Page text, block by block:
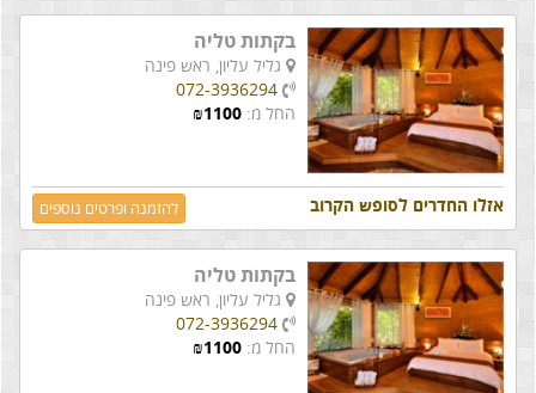
בקתות טליה
גליל עליון, ראש פינה
072-3936294
החל מ:
₪1100
אזלו החדרים לסופש הקרוב להזמנה ופרטים נוספים
בקתות טליה
גליל עליון, ראש פינה
072-3936294
החל מ:
₪1100